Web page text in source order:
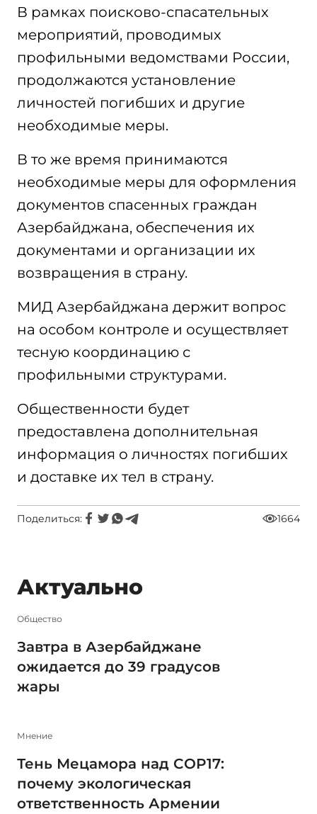
В рамках поисково-спасательных
мероприятий, проводимых
профильными ведомствами России,
продолжаются установление
личностей погибших и другие
необходимые меры.
В то же время принимаются
необходимые меры для оформления
документов спасенных граждан
Азербайджана, обеспечения их
документами и организации их
возвращения в страну.
МИД Азербайджана держит вопрос
на особом контроле и осуществляет
тесную координацию с
профильными структурами.
Общественности будет
предоставлена дополнительная
информация о личностях погибших
и доставке их тел в страну.
Поделиться: 1664
Актуально
Общество
Завтра в Азербайджане
ожидается до 39 градусов
жары
Мнение
Тень Мецамора над COP17:
почему экологическая
ответственность Армении